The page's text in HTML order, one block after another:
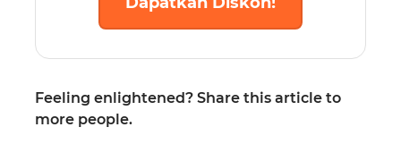
Feeling enlightened? Share this article to
more people.